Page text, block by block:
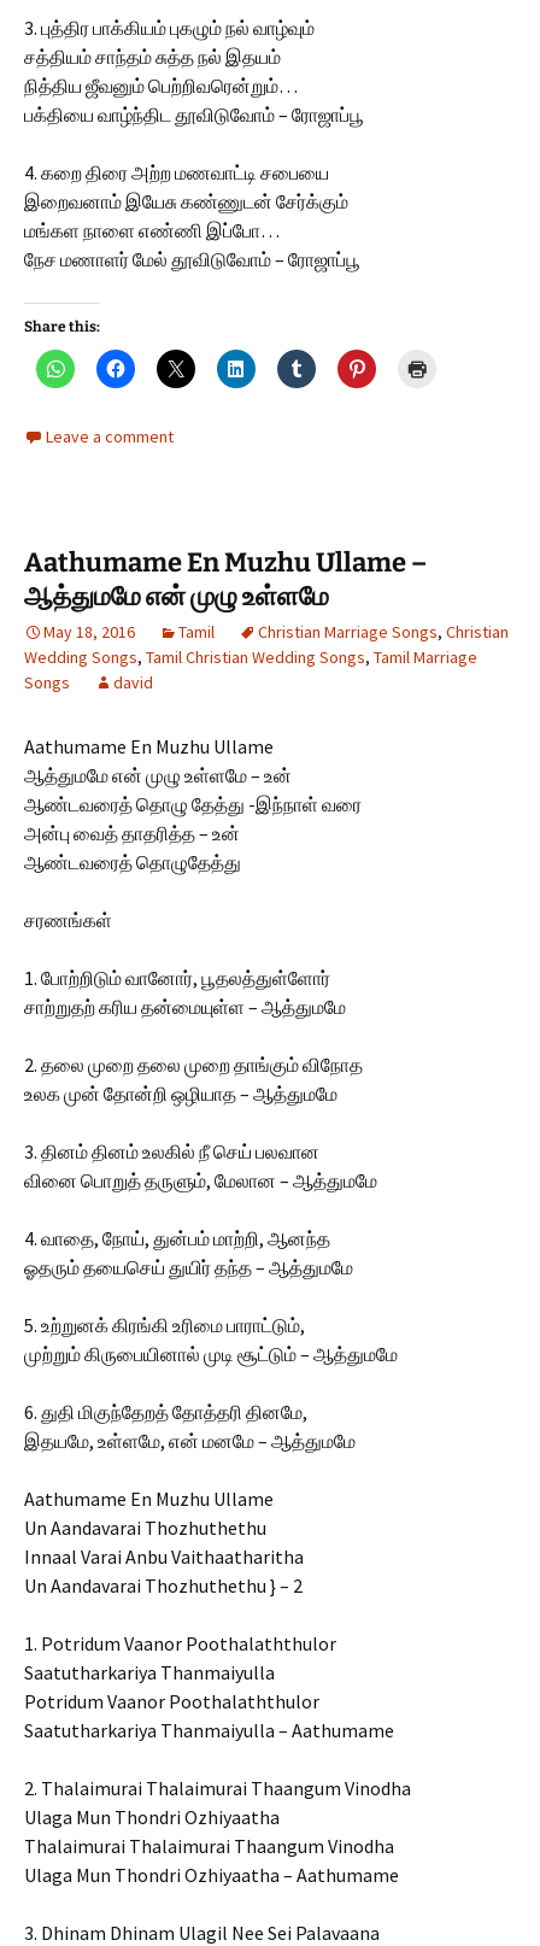
3. புத்திர பாக்கியம் புகழும் நல் வாழ்வும்
சத்தியம் சாந்தம் சுத்த நல் இதயம்
நித்திய ஜீவனும் பெற்றிவரென்றும்…
பக்தியை வாழ்ந்திட தூவிடுவோம் – ரோஜாப்பூ
4. கறை திரை அற்ற மணவாட்டி சபையை
இறைவனாம் இயேசு கண்ணுடன் சேர்க்கும்
மங்கள நாளை எண்ணி இப்போ…
நேச மணாளர் மேல் தூவிடுவோம் – ரோஜாப்பூ
Share this:
Leave a comment
Aathumame En Muzhu Ullame –
ஆத்துமமே என் முழு உள்ளமே
May 18, 2016 Tamil Christian Marriage Songs, Christian
Wedding Songs, Tamil Christian Wedding Songs, Tamil Marriage
Songs
david
Aathumame En Muzhu Ullame
ஆத்துமமே என் முழு உள்ளமே – உன்
ஆண்டவரைத் தொழு தேத்து -இந்நாள் வரை
அன்பு வைத் தாதரித்த – உன்
ஆண்டவரைத் தொழுதேத்து
சரணங்கள்
1. போற்றிடும் வானோர், பூதலத்துள்ளோர்
சாற்றுதற் கரிய தன்மையுள்ள – ஆத்துமமே
2. தலை முறை தலை முறை தாங்கும் விநோத
உலக முன் தோன்றி ஒழியாத – ஆத்துமமே
3. தினம் தினம் உலகில் நீ செய் பலவான
வினை பொறுத் தருளும், மேலான – ஆத்துமமே
4. வாதை, நோய், துன்பம் மாற்றி, ஆனந்த
ஓதரும் தயைசெய் துயிர் தந்த – ஆத்துமமே
5. உற்றுனக் கிரங்கி உரிமை பாராட்டும்,
முற்றும் கிருபையினால் முடி சூட்டும் – ஆத்துமமே
6. துதி மிகுந்தேறத் தோத்தரி தினமே,
இதயமே, உள்ளமே, என் மனமே – ஆத்துமமே
Aathumame En Muzhu Ullame
Un Aandavarai Thozhuthethu
Innaal Varai Anbu Vaithaatharitha
Un Aandavarai Thozhuthethu } – 2
1. Potridum Vaanor Poothalaththulor
Saatutharkariya Thanmaiyulla
Potridum Vaanor Poothalaththulor
Saatutharkariya Thanmaiyulla – Aathumame
2. Thalaimurai Thalaimurai Thaangum Vinodha
Ulaga Mun Thondri Ozhiyaatha
Thalaimurai Thalaimurai Thaangum Vinodha
Ulaga Mun Thondri Ozhiyaatha – Aathumame
3. Dhinam Dhinam Ulagil Nee Sei Palavaana